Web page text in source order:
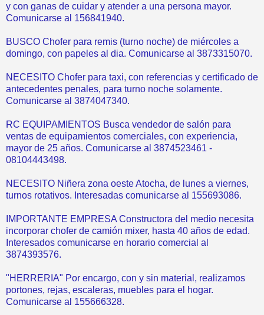
y con ganas de cuidar y atender a una persona mayor.
Comunicarse al 156841940.
BUSCO Chofer para remis (turno noche) de miércoles a
domingo, con papeles al dia. Comunicarse al 3873315070.
NECESITO Chofer para taxi, con referencias y certificado de
antecedentes penales, para turno noche solamente.
Comunicarse al 3874047340.
RC EQUIPAMIENTOS Busca vendedor de salón para
ventas de equipamientos comerciales, con experiencia,
mayor de 25 años. Comunicarse al 3874523461 -
08104443498.
NECESITO Niñera zona oeste Atocha, de lunes a viernes,
turnos rotativos. Interesadas comunicarse al 155693086.
IMPORTANTE EMPRESA Constructora del medio necesita
incorporar chofer de camión mixer, hasta 40 años de edad.
Interesados comunicarse en horario comercial al
3874393576.
"HERRERIA" Por encargo, con y sin material, realizamos
portones, rejas, escaleras, muebles para el hogar.
Comunicarse al 155666328.